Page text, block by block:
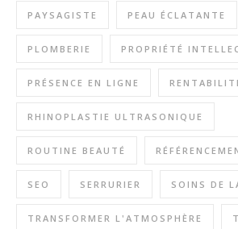
PAYSAGISTE PEAU ÉCLATANTE
PLOMBERIE PROPRIÉTÉ
PRÉSENCE EN LIGNE
RHINOPLASTIE ULTRASONIQUE
ROUTINE BEAUTÉ
SEO SERRURIER SOINS DE
TRANSFORMER L'ATMOSPHÈRE